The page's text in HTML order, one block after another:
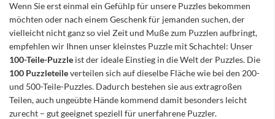
Wenn Sie erst einmal ein Gefühlp für unsere Puzzles bekommen
möchten oder nach einem Geschenk für jemanden suchen, der
vielleicht nicht ganz so viel Zeit und Muße zum Puzzlen aufbringt,
empfehlen wir Ihnen unser kleinstes Puzzle mit Schachtel: Unser
100-Teile-Puzzle ist der ideale Einstieg in die Welt der Puzzles. Die
100 Puzzleteileverteilen sich auf dieselbe Fläche wie bei den 200-
und 500-Teile-Puzzles. Dadurch bestehen sie aus extragroßen
Teilen, auch ungeübte Hände kommend damit besonders leicht
zurecht – gut geeignet speziell für unerfahrene Puzzler.